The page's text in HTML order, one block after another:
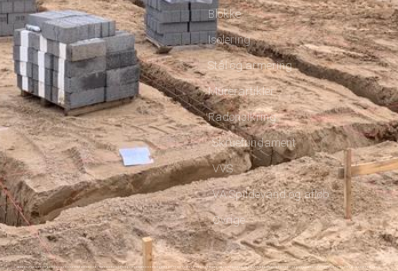
Blokke
Isolering
Stål og armering
Murerartikler
Radonsikring
Skruefundament
VVS
VA Spildevand og afløb
Øvrige